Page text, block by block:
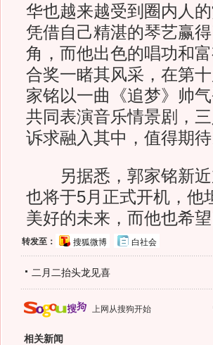
华也越来越受到圈内人
凭借自己精湛的琴艺赢
角，而他出色的唱功和
合奖一睹其风采，在第
家铭以一曲《追梦》帅
共同表演音乐情景剧，
诉求融入其中，值得期待
另据悉，郭家铭新近
也将于5月正式开机，他
美好的未来，而他也希
转发至： 搜狐微博 白社会
二月二抬头龙见喜
上网从搜狗开始
相关新闻